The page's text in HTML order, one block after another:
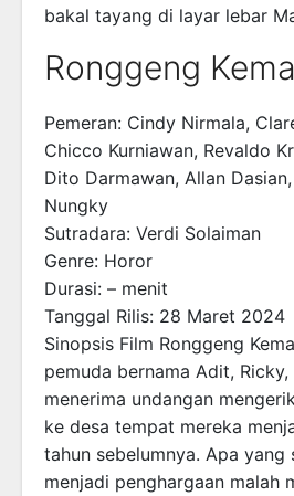
bakal tayang di layar lebar
Ronggeng
Pemeran: Cindy Nirmala,
Chicco Kurniawan, Revaldo
Dito Darmawan, Allan
Nungky
Sutradara: Verdi Solaiman
Genre: Horor
Durasi: – menit
Tanggal Rilis: 28 Maret 2024
Sinopsis Film Ronggeng
pemuda bernama Adit, Ricky,
menerima undangan
ke desa tempat mereka
tahun sebelumnya. Apa yang
menjadi penghargaan malah